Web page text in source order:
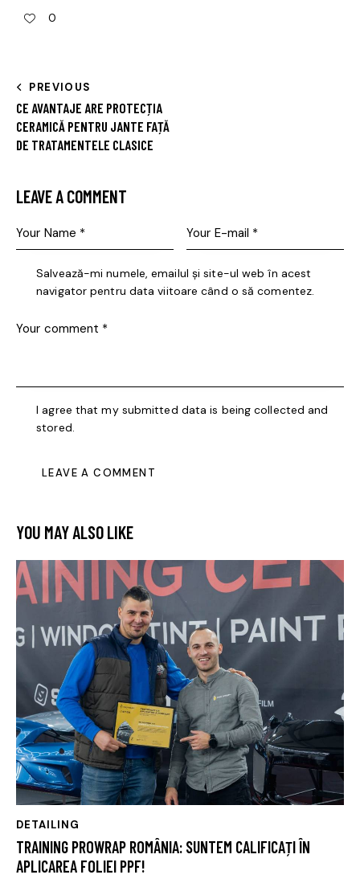
0
PREVIOUS
CE AVANTAJE ARE PROTECȚIA
CERAMICĂ PENTRU JANTE FAȚĂ
DE TRATAMENTELE CLASICE
LEAVE A COMMENT
Salvează-mi numele, emailul și site-ul web în acest
navigator pentru data viitoare când o să comentez.
I agree that my submitted data is being collected and
stored.
YOU MAY ALSO LIKE
DETAILING
TRAINING PROWRAP ROMÂNIA: SUNTEM CALIFICAȚI ÎN
APLICAREA FOLIEI PPF!